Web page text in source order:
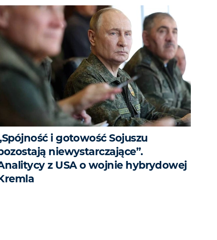
i gotowość Sojuszu
niewystarczające”.
z USA o wojnie hybrydowej